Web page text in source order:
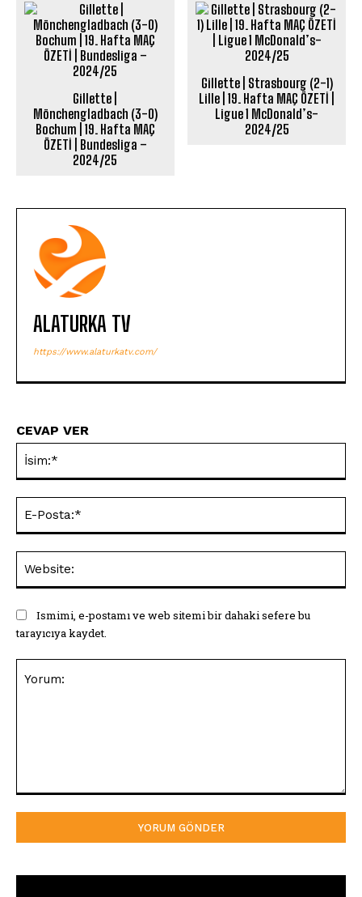
Gillette |
Mönchengladbach (3-0)
Bochum | 19. Hafta MAÇ
ÖZETİ | Bundesliga –
2024/25
Gillette | Strasbourg (2-1)
Lille | 19. Hafta MAÇ ÖZETİ |
Ligue 1 McDonald’s-
2024/25
ALATURKA TV
https://www.alaturkatv.com/
CEVAP VER
Ismimi, e-postamı ve web sitemi bir dahaki sefere bu
tarayıcıya kaydet.